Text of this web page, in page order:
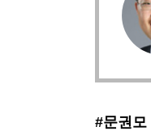
#문권모